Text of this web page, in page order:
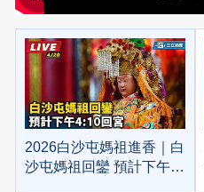
2026白沙屯媽祖進香｜白
沙屯媽祖回鑾 預計下午